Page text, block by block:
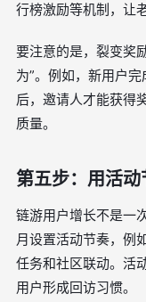
行榜激励等机制，让
要注意的是，裂变奖
为”。例如，新用户
后，邀请人才能获得
质量。
第五步：用活
链游用户增长不是一
月设置活动节奏，例
任务和社区联动。活
用户形成回访习惯。